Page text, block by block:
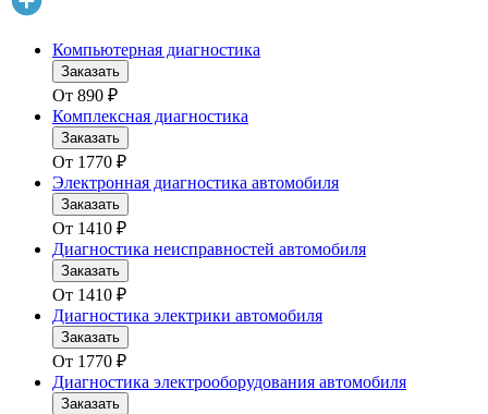
Компьютерная диагностика
Заказать
От 890 ₽
Комплексная диагностика
Заказать
От 1770 ₽
Электронная диагностика автомобиля
Заказать
От 1410 ₽
Диагностика неисправностей автомобиля
Заказать
От 1410 ₽
Диагностика электрики автомобиля
Заказать
От 1770 ₽
Диагностика электрооборудования автомобиля
Заказать